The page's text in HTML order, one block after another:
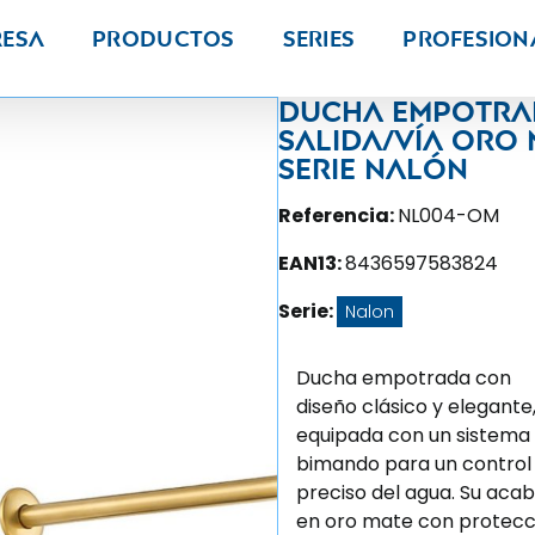
Productos Series
Ducha
salida/vía oro
Serie Nalón
Referencia:NL004-OM
EAN13:8436597583824
Serie: Nalon
Ducha empotrada con
diseño clásico y elegante,
equipada con un sistema
bimando para un control
preciso del agua. Su
en oro mate con